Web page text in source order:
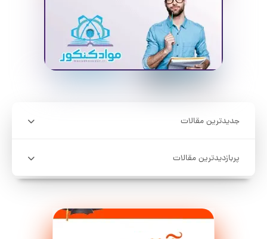
جدیدترین مقالات
پربازدیدترین مقالات